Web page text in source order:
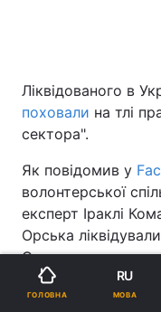
Ліквідованого в
поховали на тлі
сектора".
Як повідомив у
волонтерської
експерт Іраклі
Орська
Окупант служив у
спецпризначення
ГОЛОВНА
RU
МОВА